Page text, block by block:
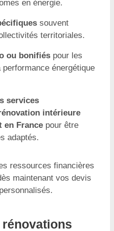
en énergie.
souvent
territoriales.
ou bonifiés pour les
énergétique
services
intérieure
en France pour être
adaptés.
ressources financières
maintenant vos devis